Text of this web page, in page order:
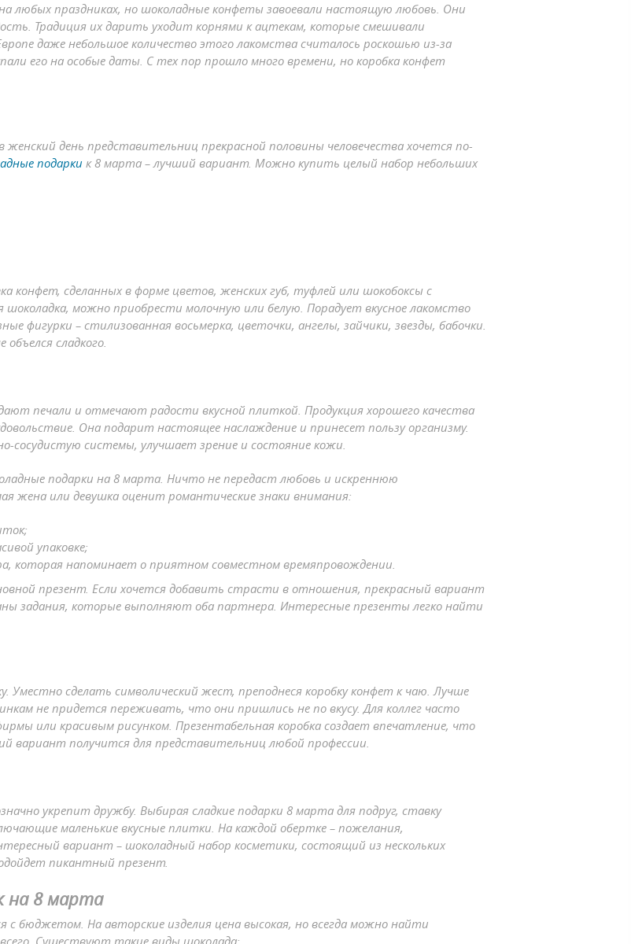
любых праздниках, но шоколадные конфеты завоевали настоящую любовь. Они
Традиция их дарить уходит корнями к ацтекам, которые смешивали
даже небольшое количество этого лакомства считалось роскошью из-за
его на особые даты. С тех пор прошло много времени, но коробка конфет
женский день представительниц прекрасной половины человечества хочется по-
подарки к 8 марта – лучший вариант. Можно купить целый набор небольших
сделанных в форме цветов, женских губ, туфлей или шокобоксы с
шоколадка, можно приобрести молочную или белую. Порадует вкусное лакомство
фигурки – стилизованная восьмерка, цветочки, ангелы, зайчики, звезды, бабочки.
сладкого.
печали и отмечают радости вкусной плиткой. Продукция хорошего качества
Она подарит настоящее наслаждение и принесет пользу организму.
сосудистую системы, улучшает зрение и состояние кожи.
подарки на 8 марта. Ничто не передаст любовь и искреннюю
жена или девушка оценит романтические знаки внимания:
упаковке;
которая напоминает о приятном совместном времяпровождении.
презент. Если хочется добавить страсти в отношения, прекрасный вариант
задания, которые выполняют оба партнера. Интересные презенты легко найти
сделать символический жест, преподнеся коробку конфет к чаю. Лучше
не придется переживать, что они пришлись не по вкусу. Для коллег часто
или красивым рисунком. Презентабельная коробка создает впечатление, что
вариант получится для представительниц любой профессии.
укрепит дружбу. Выбирая сладкие подарки 8 марта для подруг, ставку
маленькие вкусные плитки. На каждой обертке – пожелания,
вариант – шоколадный набор косметики, состоящий из нескольких
пикантный презент.
на 8 марта
с бюджетом. На авторские изделия цена высокая, но всегда можно найти
Существуют такие виды шоколада: